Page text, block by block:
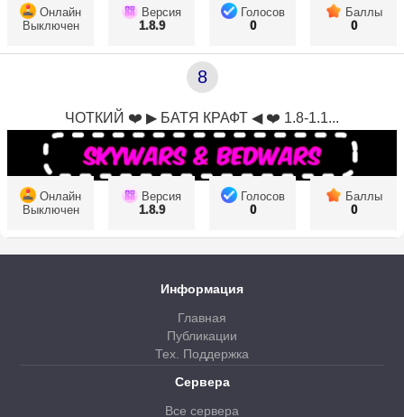
Онлайн
Выключен
Версия
1.8.9
Голосов
0
Баллы
0
8
ЧОТКИЙ ❤️ ▶ БАТЯ КРАФТ ◀ ❤️ 1.8-1.1...
Онлайн
Выключен
Версия
1.8.9
Голосов
0
Баллы
0
Информация
Главная
Публикации
Тех. Поддержка
Сервера
Все сервера